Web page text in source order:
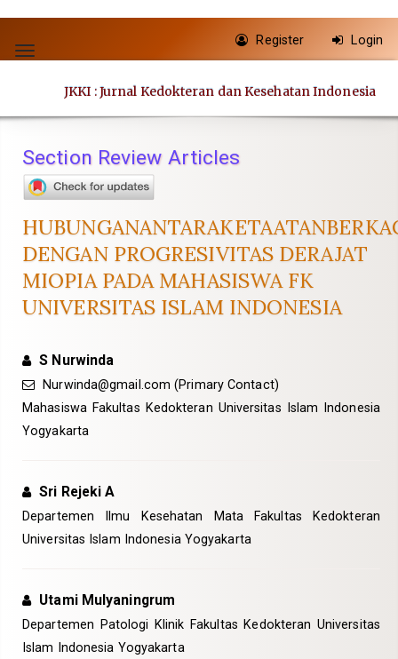
jump
content
Navigation
Main
Sidebar
Toggle
Register Login
JKKI : Jurnal Kedokteran dan Kesehatan Indonesia
Section Review Articles
DENGAN PROGRESIVITAS DERAJAT
MIOPIA PADA MAHASISWA FK
UNIVERSITAS ISLAM INDONESIA
S Nurwinda
Nurwinda@gmail.com (Primary Contact)
Mahasiswa Fakultas Kedokteran Universitas Islam Indonesia
Yogyakarta
Sri Rejeki A
Departemen Ilmu Kesehatan Mata Fakultas Kedokteran
Universitas Islam Indonesia Yogyakarta
Utami Mulyaningrum
Departemen Patologi Klinik Fakultas Kedokteran Universitas
Islam Indonesia Yogyakarta